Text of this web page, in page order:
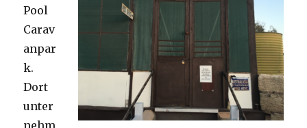
Pool
Carav
anpar
k.
Dort
unter
nehm